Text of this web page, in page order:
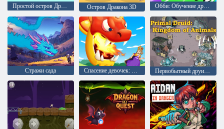
Простой остров Дракона 3d Остров Дракона 3D Обби: Обучение дракона
Стражи сада Спасение девочек: Дракон вышел Первобытный друид: Царство животных